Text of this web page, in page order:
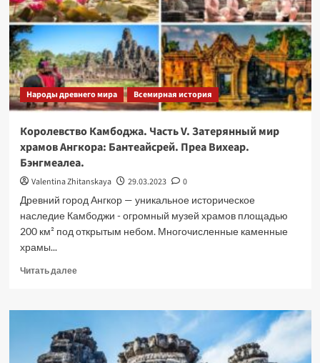
Народы древнего мира Всемирная история
Королевство Камбоджа. Часть V. Затерянный мир
храмов Ангкора: Бантеайсрей. Преа Вихеар.
Бэнгмеалеа.
Valentina Zhitanskaya 29.03.2023
0
Древний город Ангкор — уникальное историческое
наследие Камбоджи - огромный музей храмов площадью
200 км² под открытым небом. Многочисленные каменные
храмы...
Читать далееПрочитать
Королевство
Часть
V.